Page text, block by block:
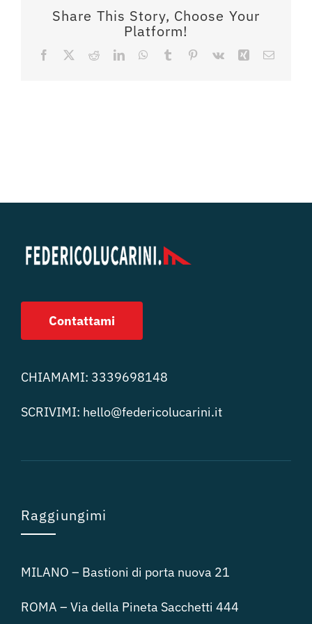
Share This Story, Choose Your
Platform!
Facebook RedditLinkedInWhatsApp
Tumblr Pinterest
Vk Xing Email
Contattami
CHIAMAMI: 3339698148
SCRIVIMI: hello@federicolucarini.it
Raggiungimi
MILANO – Bastioni di porta nuova 21
ROMA – Via della Pineta Sacchetti 444